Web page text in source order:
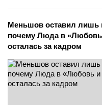
Меньшов оставил лишь
почему Люда в «Любовь
осталась за кадром